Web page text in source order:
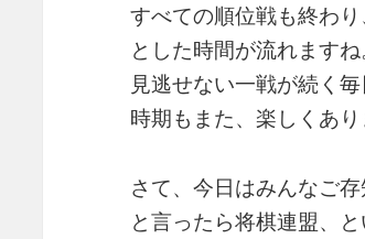
すべての順位戦も終わ
とした時間が流れます
見逃せない一戦が続く
時期もまた、楽しくあり
さて、今日はみんなご
と言ったら将棋連盟、